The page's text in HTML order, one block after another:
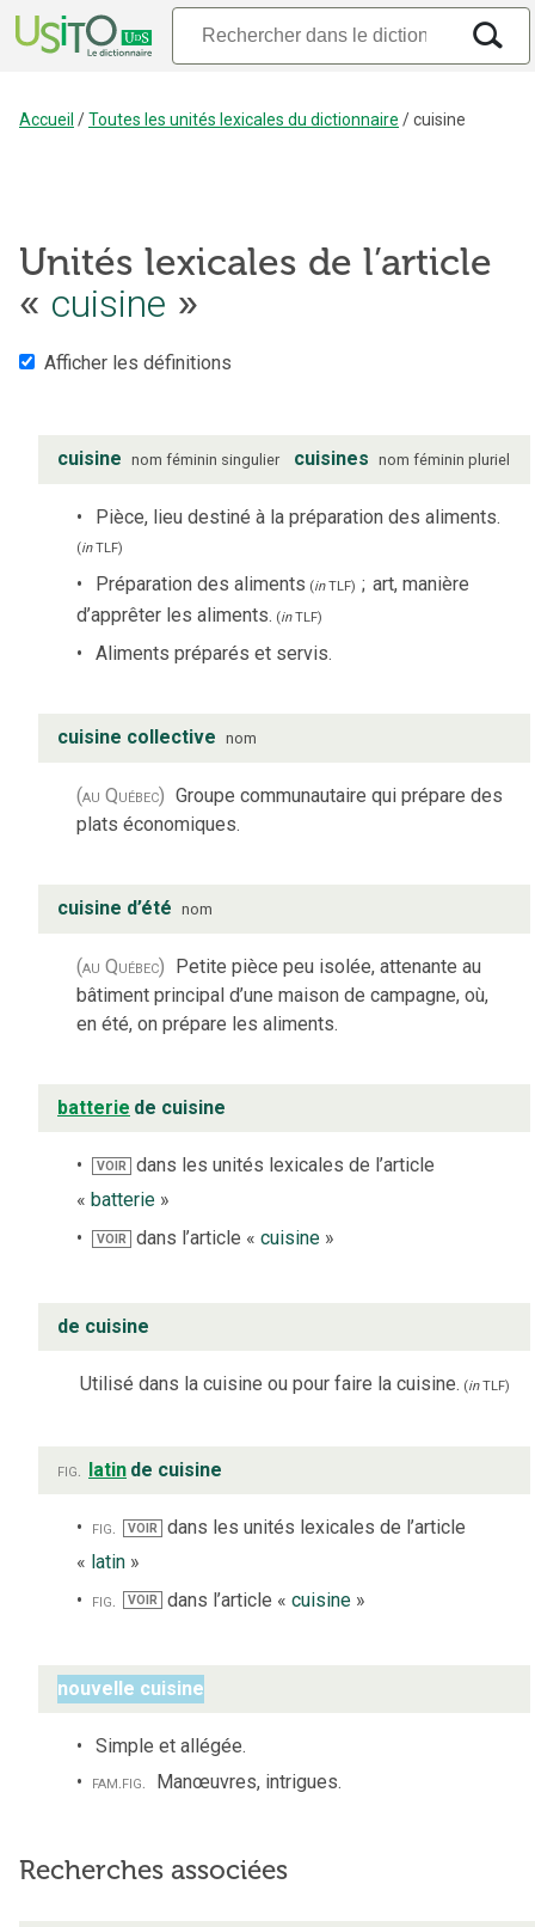
Accueil /Toutes les unités lexicales du dictionnaire /cuisine
Unités lexicales de l’article
« cuisine »
Afficher les définitions
cuisine nom féminin singulier cuisines nom féminin pluriel
Pièce, lieu destiné à la préparation des aliments.
(inTLF)
Préparation des aliments (inTLF) ; art, manière
d’apprêter les aliments. (inTLF)
Aliments préparés et servis.
cuisine collective nom
(au Québec) Groupe communautaire qui prépare des
plats économiques.
cuisine d’été nom
(au Québec) Petite pièce peu isolée, attenante au
bâtiment principal d’une maison de campagne, où,
en été, on prépare les aliments.
batterie de cuisine
VOIR
dans les unités lexicales de l’article
« batterie »
VOIR dans l’article «cuisine »
de cuisine
Utilisé dans la cuisine ou pour faire la cuisine. (inTLF)
fig. latin de cuisine
fig. VOIR dans les unités lexicales de l’article
« latin »
fig.
VOIR dans l’article « cuisine»
nouvelle cuisine
Simple et allégée.
fam. fig. Manœuvres, intrigues.
Recherches associées